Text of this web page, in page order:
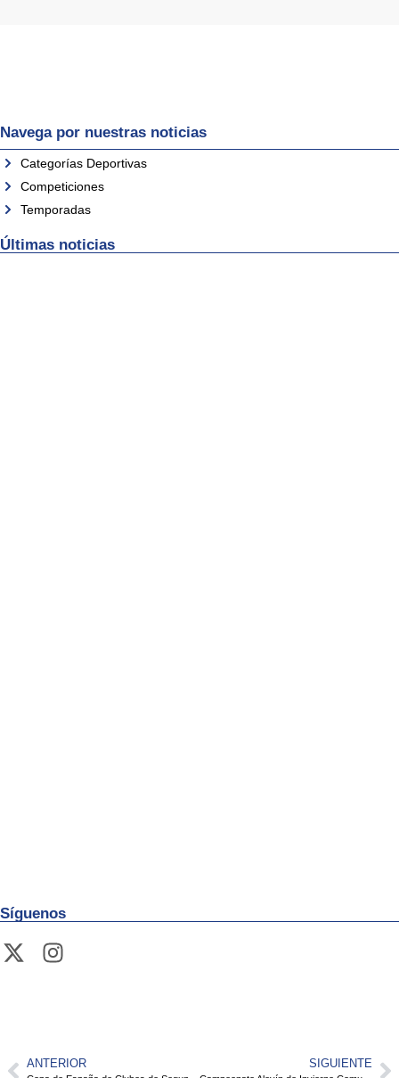
Navega por nuestras noticias
Categorías Deportivas
Competiciones
Temporadas
Últimas noticias
Síguenos
ANTERIOR SIGUIENTE